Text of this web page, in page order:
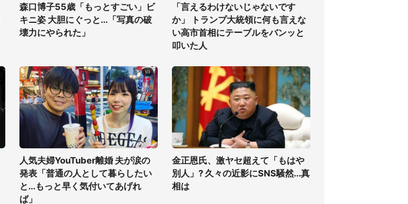
森口博子55歳「もっとすごい」ビ
キニ姿 大胆にぐっと...「写真の破
壊力にやられた」
「言えるわけないじゃないです
か」 トランプ大統領に何も言えな
い高市首相にテーブルをバンッと
叩いた人
人気夫婦YouTuber離婚 夫が涙の
発表「普通の人として暮らしたい
と...もっと早く気付いてあげれ
ば」
金正恩氏、激ヤセ超えて「もはや
別人」? 久々の近影にSNS騒然...真
相は